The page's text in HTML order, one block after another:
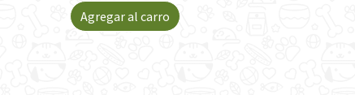
Agregar al carro